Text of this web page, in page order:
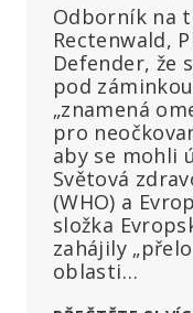
Odborník na
Rectenwald,
Defender, že
pod
„znamená
pro
aby se mohli
Světová
(WHO) a
složka
zahájily
oblasti…